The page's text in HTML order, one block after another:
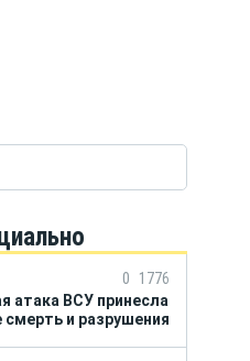
ФРТ
Национального
подразделение
«БАРС-
0
1776
атака ВСУ принесла
смерть и разрушения